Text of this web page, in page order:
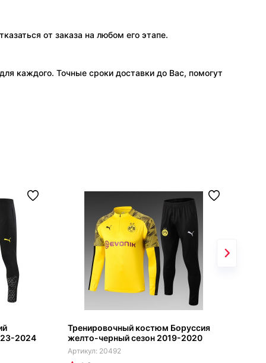
от заказа на любом его этапе.
каждого. Точные сроки доставки до Вас, помогут
2024
Тренировочный костюм Боруссия
желто-черный сезон 2019-2020
20492